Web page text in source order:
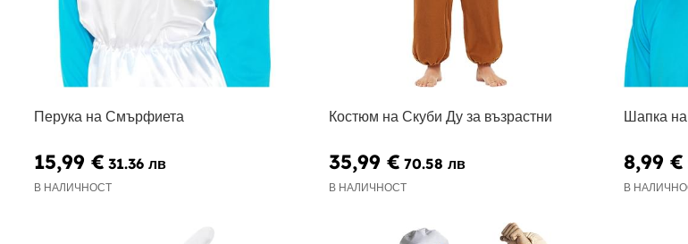
Перука на Смърфиета
15,99 € 31.36 лв
В НАЛИЧНОСТ
Костюм на Скуби Ду за възрастни
35,99 € 70.58 лв
В НАЛИЧНОСТ
Шапка
8,99 €
В